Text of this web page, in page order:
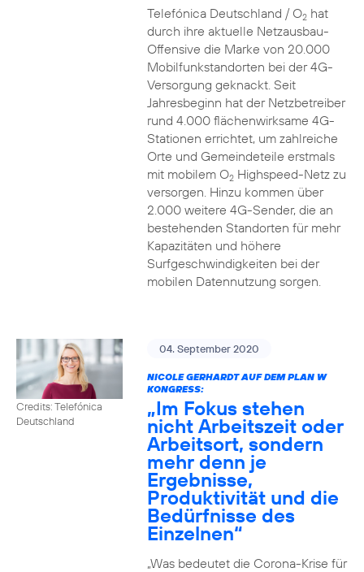
Telefónica Deutschland / O2hat
durch ihre aktuelle Netzausbau-
Offensive die Marke von 20.000
Mobilfunkstandorten bei der 4G-
Versorgung geknackt. Seit
Jahresbeginn hat der Netzbetreiber
rund 4.000 flächenwirksame 4G-
Stationen errichtet, um zahlreiche
Orte und Gemeindeteile erstmals
mit mobilem O2Highspeed-Netz zu
versorgen. Hinzu kommen über
2.000 weitere 4G-Sender, die an
bestehenden Standorten für mehr
Kapazitäten und höhere
Surfgeschwindigkeiten bei der
mobilen Datennutzung sorgen.
Credits: Telefónica
Deutschland
04. September 2020
NICOLE GERHARDT AUF DEM PLAN W
KONGRESS:
„Im Fokus stehen
nicht Arbeitszeit oder
Arbeitsort, sondern
mehr denn je
Ergebnisse,
Produktivität und die
Bedürfnisse des
Einzelnen“
„Was bedeutet die Corona-Krise für